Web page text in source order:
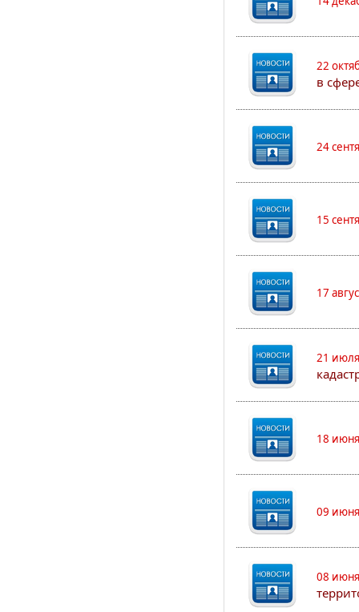
22
в
24
15
17
21
18
09
08